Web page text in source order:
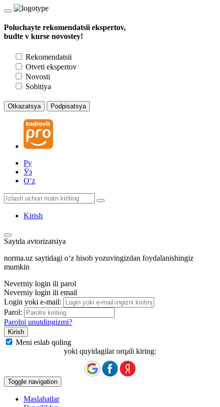
Poluchayte rekomendatsii ekspertov,
budte v kurse novostey!
Rekomendatsii
Otveti ekspertov
Novosti
Sobitiya
Otkazatsya Podpisatsya
Ру
Ўз
Oʻz
Kirish
Saytda avtorizatsiya
norma.uz saytidagi oʻz hisob yozuvingizdan foydalanishingiz
mumkin
Neverniy login ili parol
Neverniy login ili email
Login yoki e-mail:
Parol:
Parolni unutdingizmi?
Meni eslab qoling
yoki quyidagilar orqali kiring:
Toggle navigation
Maslahatlar